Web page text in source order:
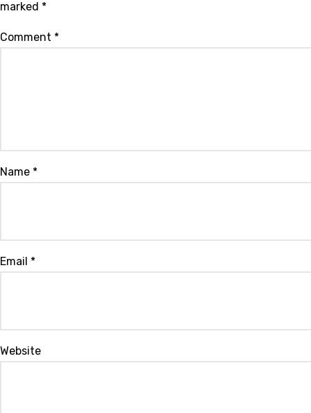
marked *
Comment *
Name *
Email *
Website